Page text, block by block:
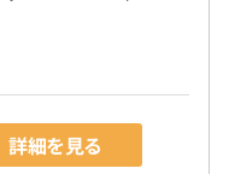
詳細を見る